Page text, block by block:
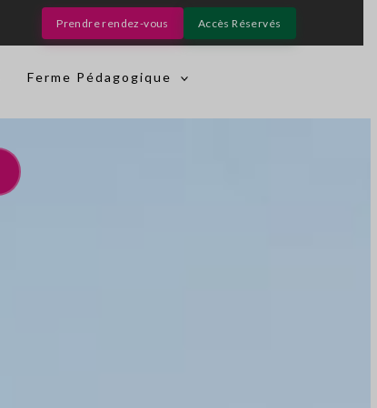
Prendre rendez-vous Accès Réservés
Ferme Pédagogique